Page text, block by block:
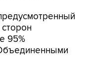
95%